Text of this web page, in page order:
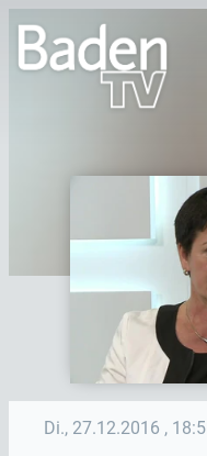
Di., 27.12.2016 ,